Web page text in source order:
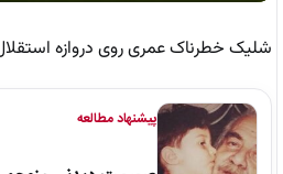
شلیک خطرناک عمری روی دروازه
پیشنهاد مطالعه